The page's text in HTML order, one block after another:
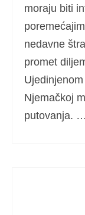
moraju biti
nedavne
promet
Njemačkoj
putovanja. …